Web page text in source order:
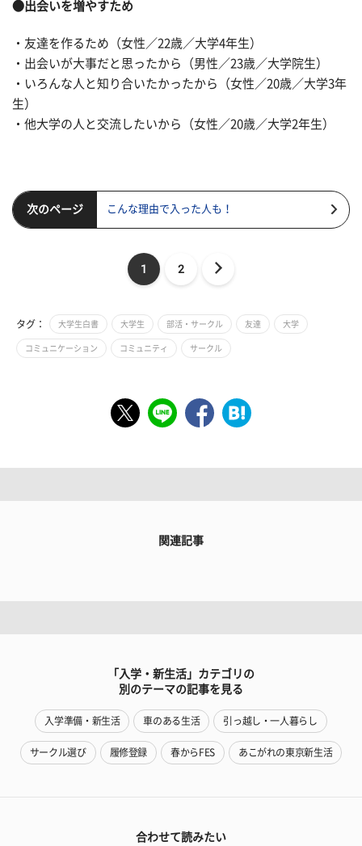
●出会いを増やすため
・友達を作るため（女性／22歳／大学4年生）
・出会いが大事だと思ったから（男性／23歳／大学院生）
・いろんな人と知り合いたかったから（女性／20歳／大学3年
生）
・他大学の人と交流したいから（女性／20歳／大学2年生）
次のページ こんな理由で入った人も！
1 2
タグ： 大学生白書 大学生 部活・サークル 友達 大学
コミュニケーション コミュニティ サークル
関連記事
「入学・新生活」カテゴリの
別のテーマの記事を見る
入学準備・新生活 車のある生活 引っ越し・一人暮らし
サークル選び 履修登録 春からFES あこがれの東京新生活
合わせて読みたい